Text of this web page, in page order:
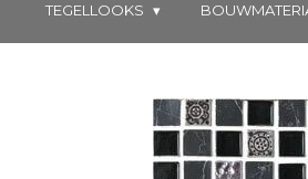
TEGELLOOKS